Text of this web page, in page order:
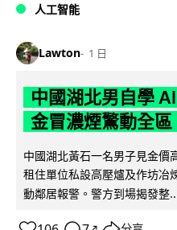
人工智能
Lawton 1 日
中國湖北男自學
金冒濃煙驚動全區
中國湖北黃石一名男子見金價
租住單位私設高壓爐及作坊冶
動鄰居報警。警方到場揭發整